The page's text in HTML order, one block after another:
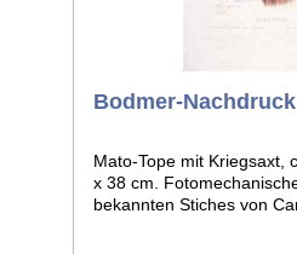
Bodmer-Nachdruck
Mato-Tope mit Kriegsaxt,
x 38 cm.
bekannten Stiches von